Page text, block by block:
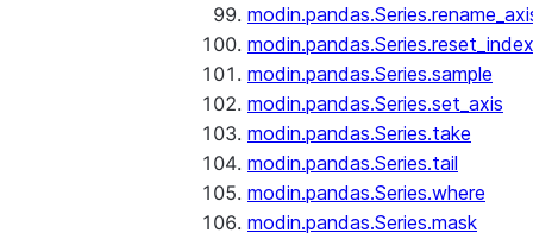
modin.pandas.Series.reset_index
modin.pandas.Series.sample
modin.pandas.Series.set_axis
modin.pandas.Series.take
modin.pandas.Series.tail
modin.pandas.Series.where
modin.pandas.Series.mask